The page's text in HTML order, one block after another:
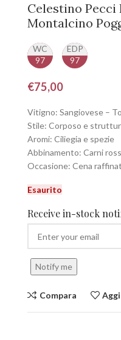
Celestino
Montalcino
WC
97
EDP
97
€75,00
Vitigno: Sangiovese –
Stile: Corposo e
Aromi: Ciliegia e spezie
Abbinamento: Carni
Occasione: Cena
Esaurito
Receive in-stock
Notify me
Compara